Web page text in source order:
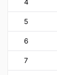
4
5
6
7